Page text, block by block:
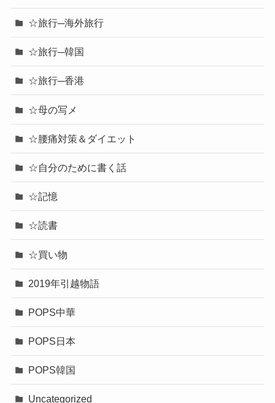
☆旅行─海外旅行
☆旅行─韓国
☆旅行─香港
☆母の写メ
☆腰痛対策＆ダイエット
☆自分のために書く話
☆記憶
☆読書
☆買い物
2019年引越物語
POPS中華
POPS日本
POPS韓国
Uncategorized